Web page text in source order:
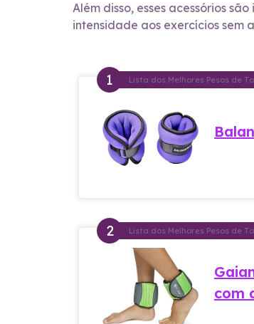
Além disso, esses acessórios
intensidade aos exercícios sem
Lista dos Melhores Pesos de
Lista dos Melhores Pesos de
com